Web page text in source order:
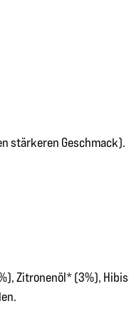
stärkeren Geschmack).
Zitronenöl* (3%),